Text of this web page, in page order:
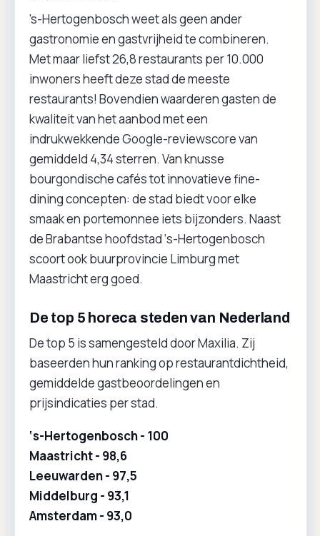
's-Hertogenbosch weet als geen ander
gastronomie en gastvrijheid te combineren.
Met maar liefst 26,8 restaurants per 10.000
inwoners heeft deze stad de meeste
restaurants! Bovendien waarderen gasten de
kwaliteit van het aanbod met een
indrukwekkende Google-reviewscore van
gemiddeld 4,34 sterren. Van knusse
bourgondische cafés tot innovatieve fine-
dining concepten: de stad biedt voor elke
smaak en portemonnee iets bijzonders. Naast
de Brabantse hoofdstad ‘s-Hertogenbosch
scoort ook buurprovincie Limburg met
Maastricht erg goed.
De top 5 horeca steden van Nederland
De top 5 is samengesteld door Maxilia. Zij
baseerden hun ranking op restaurantdichtheid,
gemiddelde gastbeoordelingen en
prijsindicaties per stad.
‘s-Hertogenbosch - 100
Maastricht - 98,6
Leeuwarden - 97,5
Middelburg - 93,1
Amsterdam - 93,0